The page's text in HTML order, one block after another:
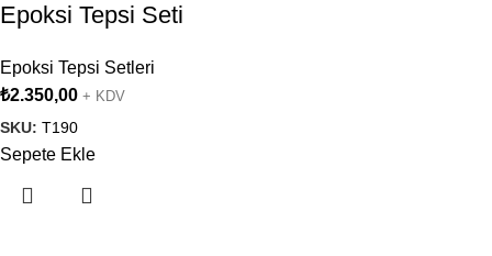
Epoksi Tepsi Seti
Epoksi Tepsi Setleri
₺2.350,00 + KDV
SKU: T190
Sepete Ekle